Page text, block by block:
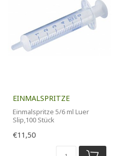
EINMALSPRITZE
Einmalspritze 5/6 ml Luer
Slip,100 Stück
€11,50